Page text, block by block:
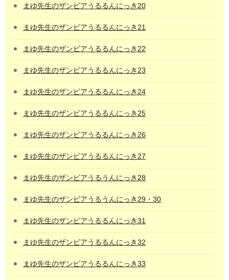
まゆ先生のザンビアうるるんにっき20
まゆ先生のザンビアうるるんにっき21
まゆ先生のザンビアうるるんにっき22
まゆ先生のザンビアうるるんにっき23
まゆ先生のザンビアうるるんにっき24
まゆ先生のザンビアうるるんにっき25
まゆ先生のザンビアうるるんにっき26
まゆ先生のザンビアうるるんにっき27
まゆ先生のザンビアうるうんにっき28
まゆ先生のザンビアうるうんにっき29・30
まゆ先生のザンビアうるるんにっき31
まゆ先生のザンビアうるるんにっき32
まゆ先生のザンビアうるるんにっき33